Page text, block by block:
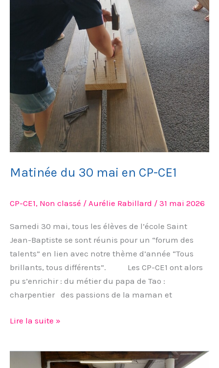
Matinée du 30 mai en CP-CE1
CP-CE1, Non classé / Aurélie Rabillard / 31 mai 2026
Samedi 30 mai, tous les élèves de l’école Saint
Jean-Baptiste se sont réunis pour un “forum des
talents” en lien avec notre thème d’année “Tous
brillants, tous différents”. Les CP-CE1 ont alors
pu s’enrichir : du métier du papa de Tao :
charpentier des passions de la maman et
Lire la suite »